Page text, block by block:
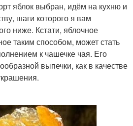
яблок выбран, идём на кухню и
шаги которого я вам
ниже. Кстати, яблочное
таким способом, может стать
к чашечке чая. Его
выпечки, как в качестве